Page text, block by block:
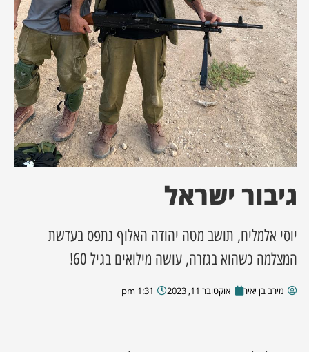
מסע מלחמה
השבוע
מקומית
גיבור ישראל
יוסי אלמליח, תושב מטה יהודה האלוף נתפס בעדשת
המצלמה כשהוא בגזרה, עושה מילואים בגיל 60!
מירב בן יאיר אוקטובר 11, 2023 1:31 pm